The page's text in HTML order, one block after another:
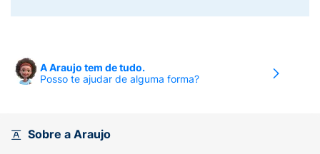
A Araujo tem de tudo.
Posso te ajudar de alguma forma?
Sobre a Araujo